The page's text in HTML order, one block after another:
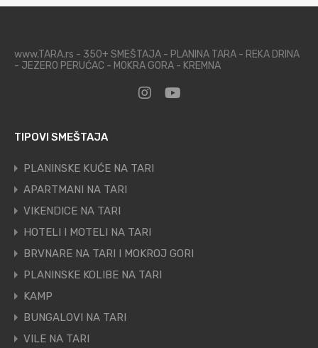
www.TARA.rs - 350+ SMEŠTAJA - PLANINA TARA - REKA DRINA
- JEZERO PERUĆAC - MOKRA GORA - KREMNA
TIPOVI SMEŠTAJA
PLANINSKE KUĆE NA TARI
APARTMANI NA TARI
VIKENDICE NA TARI
HOTELI I MOTELI NA TARI
BRVNARE NA TARI I MOKROJ GORI
PLANINSKE KOLIBE NA TARI
KAMP
BUNGALOVI NA TARI
VILE NA TARI